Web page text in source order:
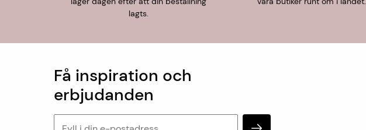
lagts.
Få inspiration och
erbjudanden